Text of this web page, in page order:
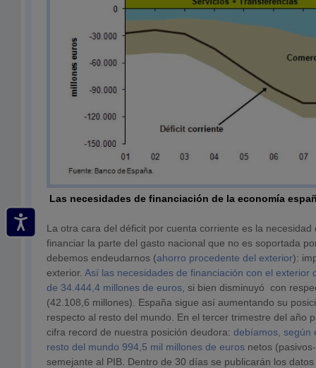
Las necesidades de financiación de la economía
La otra cara del déficit por cuenta corriente es la necesidad
financiar la parte del gasto nacional que no es soportada
debemos endeudarnos (ahorro procedente del exterior):
exterior. Así las necesidades de financiación con el exterior
de 34.444,4 millones de euros , si bien disminuyó con
(42.108,6 millones). España sigue así aumentando su
respecto al resto del mundo. En el tercer trimestre del año
cifra record de nuestra posición deudora: debíamos, según
resto del mundo 994,5 mil millones de euros netos
semejante al PIB. Dentro de 30 días se publicarán los